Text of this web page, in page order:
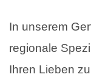
In unserem
regionale
Ihren Lieben